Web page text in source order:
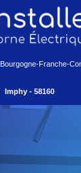
Bourgogne-Franche-
Imphy - 58160